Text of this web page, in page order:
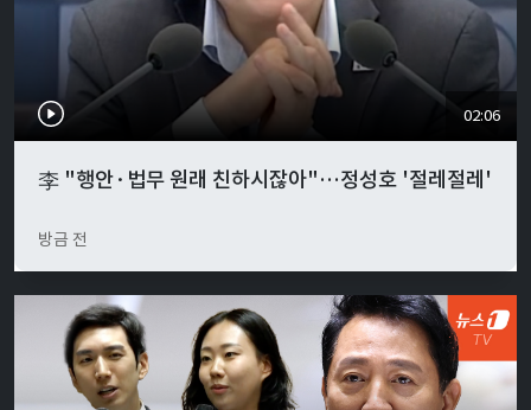
02:06
李 "행안·법무 원래 친하시잖아"…정성호 '절레절레'
방금 전